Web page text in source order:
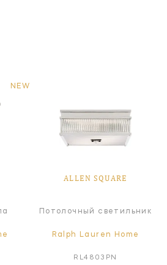
NEW
ALLEN SQUARE
Потолочный светильник
Ralph Lauren Home
RL4803PN